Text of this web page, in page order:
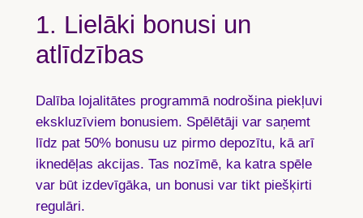
1. Lielāki bonusi un
atlīdzības
Dalība lojalitātes programmā nodrošina piekļuvi
ekskluzīviem bonusiem. Spēlētāji var saņemt
līdz pat 50% bonusuuz pirmo depozītu, kā arī
iknedēļas akcijas. Tas nozīmē, ka katra spēle
var būt izdevīgāka, un bonusi var tikt piešķirti
regulāri.